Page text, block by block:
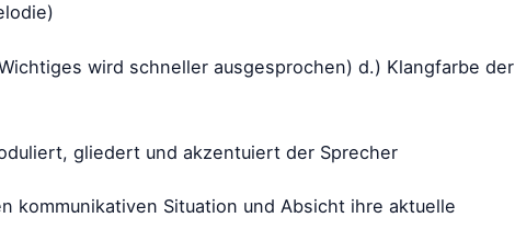
wird schneller ausgesprochen) d.) Klangfarbe der
gliedert und akzentuiert der Sprecher
kommunikativen Situation und Absicht ihre aktuelle